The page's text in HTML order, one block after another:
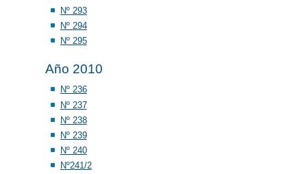
Nº 293
Nº 294
Nº 295
Año 2010
Nº 236
Nº 237
Nº 238
Nº 239
Nº 240
Nº241/2